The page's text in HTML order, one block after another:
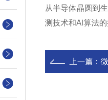
从半导体晶圆到
测技术和AI算法
上一篇：